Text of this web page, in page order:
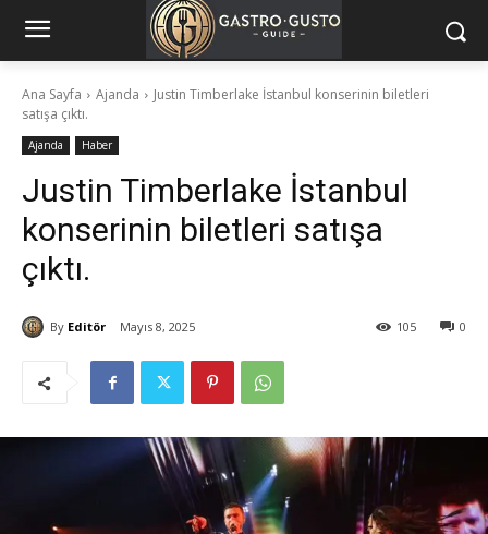
Ana Sayfa Ajanda
Justin Timberlake İstanbul konserinin biletleri
satışa çıktı.
Ajanda Haber
Justin Timberlake İstanbul
konserinin biletleri satışa
çıktı.
By Editör Mayıs 8, 2025 0
105